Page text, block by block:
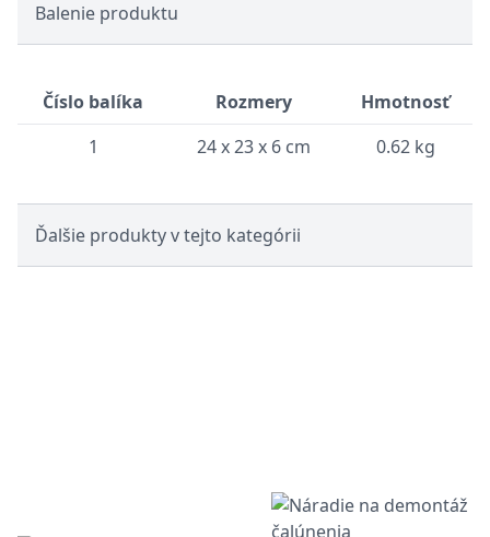
Balenie produktu
Číslo balíka Rozmery
Hmotnosť
1
24 x 23 x 6 cm 0.62 kg
Ďalšie produkty v tejto kategórii